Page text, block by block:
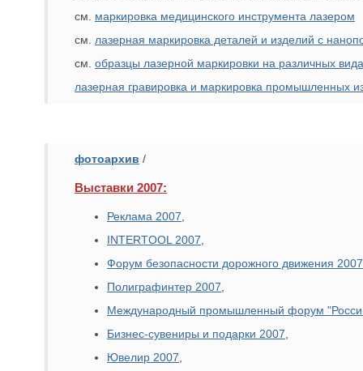
см. маркировка медицинского инструмента лазером
см. лазерная маркировка деталей и изделий с
см. образцы лазерной маркировки на различных
лазерная гравировка и маркировка промышленных
фотоархив /
Выставки 2007:
Реклама 2007
INTERTOOL 2007
Форум безопасности дорожного движения 2007
Полиграфинтер 2007
Международный промышленный форум
Бизнес-сувениры и подарки 2007
Ювелир 2007